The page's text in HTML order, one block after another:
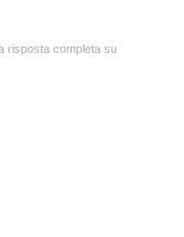
risposta completa su